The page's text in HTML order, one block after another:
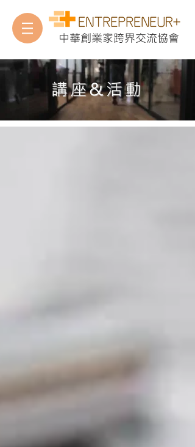
中華創業家跨界交流協會
​講座&活動